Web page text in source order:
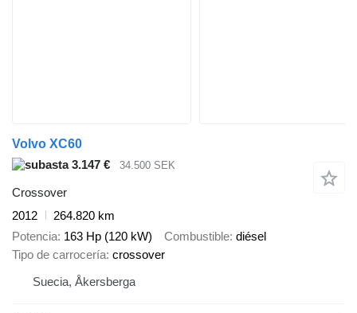
Volvo XC60
3.147 €
34.500 SEK
Crossover
2012
264.820 km
Potencia 163 Hp (120 kW) Combustible diésel
Tipo de carrocería crossover
Suecia, Åkersberga